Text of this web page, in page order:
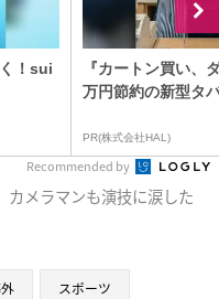
！sui
『カートン買い、
万円節約の新型タ
PR(株式会社HAL)
Recommended by
カメラマンも演技に涙した
スポーツ